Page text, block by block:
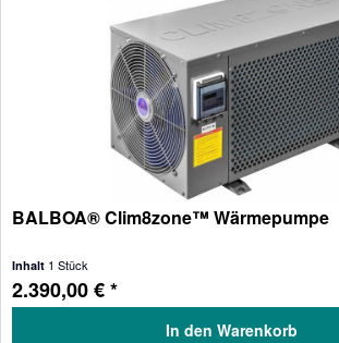
BALBOA® Clim8zone™ Wärmepumpe
Inhalt 1 Stück
2.390,00 € *
In den Warenkorb